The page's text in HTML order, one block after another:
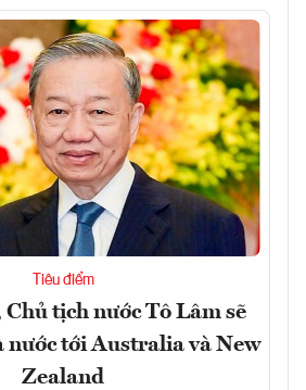
Tiêu điểm
tịch nước Tô Lâm sẽ
nước tới Australia và New
Zealand